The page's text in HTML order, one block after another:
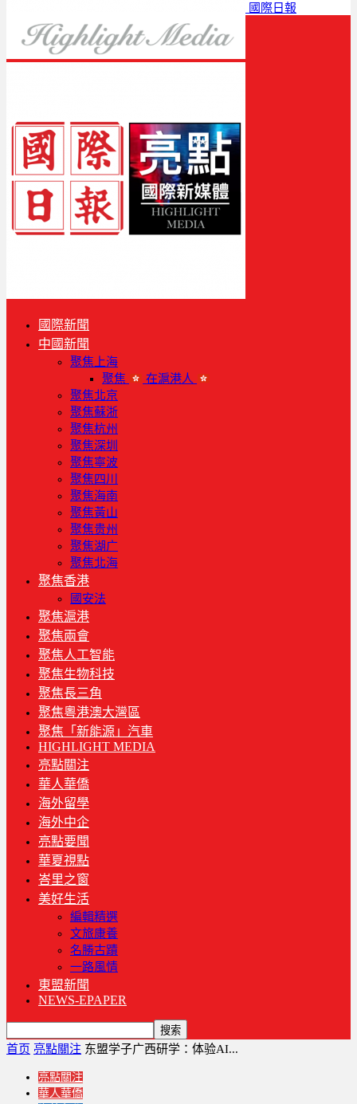
國際日報
國際新聞
中國新聞
聚焦上海
聚焦
在滬港人
聚焦北京
聚焦蘇浙
聚焦杭州
聚焦深圳
聚焦寧波
聚焦四川
聚焦海南
聚焦黃山
聚焦贵州
聚焦湖广
聚焦北海
聚焦香港
國安法
聚焦滬港
聚焦兩會
聚焦人工智能
聚焦生物科技
聚焦長三角
聚焦粵港澳大灣區
聚焦「新能源」汽車
HIGHLIGHT MEDIA
亮點關注
華人華僑
海外留學
海外中企
亮點要聞
華夏視點
峇里之窗
美好生活
編輯精選
文旅康養
名勝古蹟
一路風情
東盟新聞
NEWS-EPAPER
首页 亮點關注 东盟学子广西研学：体验AI...
亮點關注
華人華僑